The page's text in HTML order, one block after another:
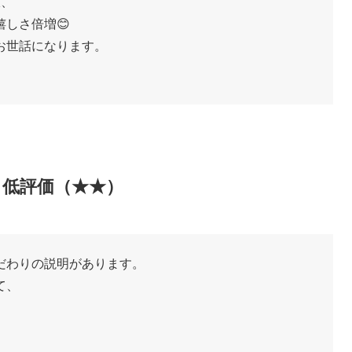
しさ倍増😊
話になります。
評価（★★）
りの説明があります。